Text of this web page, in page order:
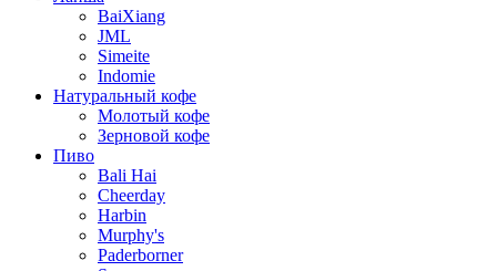
BaiXiang
JML
Simeite
Indomie
Натуральный кофе
Молотый кофе
Зерновой кофе
Пиво
Bali Hai
Cheerday
Harbin
Murphy's
Paderborner